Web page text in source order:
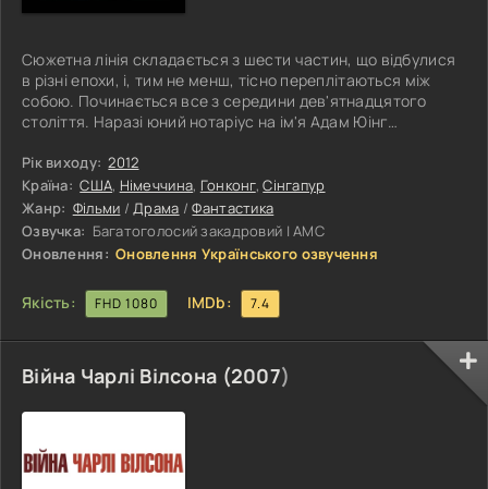
Сюжетна лінія складається з шести частин, що відбулися
в різні епохи, і, тим не менш, тісно переплітаються між
собою. Починається все з середини дев'ятнадцятого
століття. Наразі юний нотаріус на ім'я Адам Юінг
деякий час на невеликому тихоокеанському острові, де
він мав намір підписати взаємовигідний контракт на
поставку партії нещасних африканських рабів. Дорогою
додому хлопчина стикається з постійними
непритомностями, причину виникнення яких
Рік виходу: 2012
Країна: США, Німеччина, Гонконг,Сінгапур
Жанр: Фільми /Драма /Фантастика
Озвучка: Багатоголосий закадровий | АМС
Оновлення: Оновлення Українського озвучення
Якість: FHD 1080 IMDb: 7.4
Війна Чарлі Вілсона (2007)